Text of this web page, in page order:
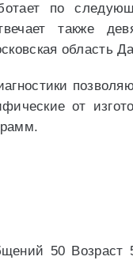
по
также
область
от
50